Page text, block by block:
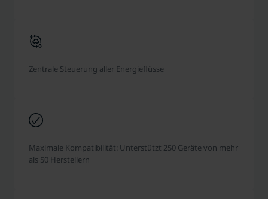
Zentrale Steuerung aller Energieflüsse
Maximale Kompatibilität: Unterstützt 250 Geräte von mehr
als 50 Herstellern